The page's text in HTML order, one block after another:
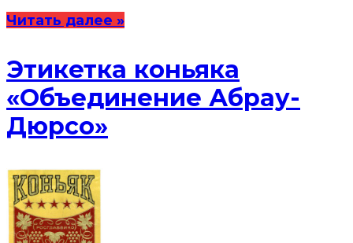
Читать далее »
Этикетка коньяка
«Объединение Абрау-
Дюрсо»